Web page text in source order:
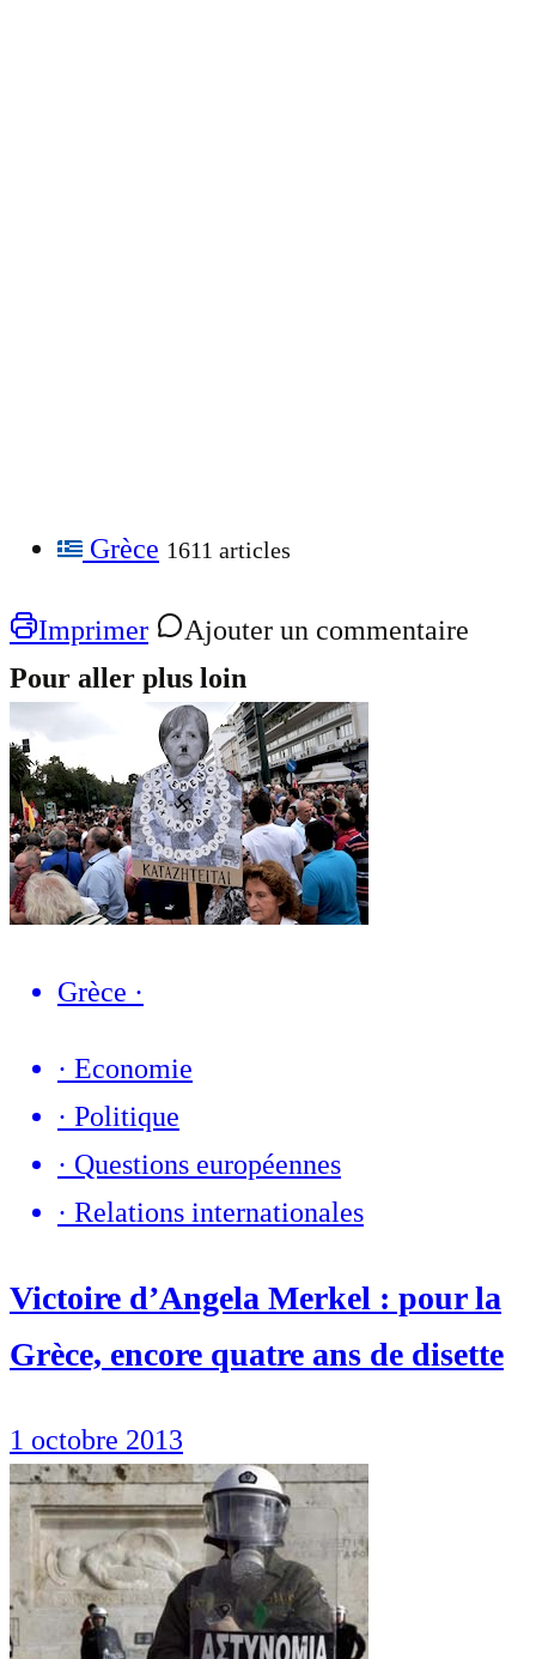
Grèce 1611 articles
Imprimer
Ajouter un commentaire
Pour aller plus loin
Grèce ·
· Economie
· Politique
· Questions européennes
· Relations internationales
Victoire d’Angela Merkel : pour la
Grèce, encore quatre ans de disette
1 octobre 2013